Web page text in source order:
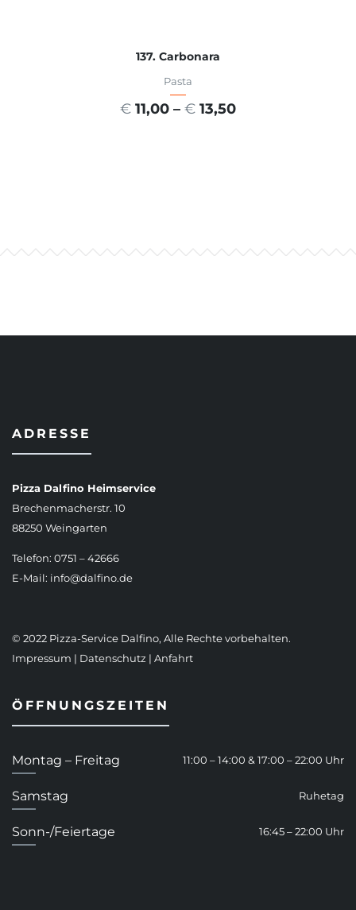
137. Carbonara
Pasta
€ 11,00 – € 13,50
ADRESSE
Pizza Dalfino Heimservice
Brechenmacherstr. 10
88250 Weingarten
Telefon: 0751 – 42666
E-Mail: info@dalfino.de
© 2022 Pizza-Service Dalfino, Alle Rechte vorbehalten.
Impressum | Datenschutz | Anfahrt
ÖFFNUNGSZEITEN
Montag – Freitag 11:00 – 14:00 & 17:00 – 22:00 Uhr
Samstag Ruhetag
Sonn-/Feiertage 16:45 – 22:00 Uhr